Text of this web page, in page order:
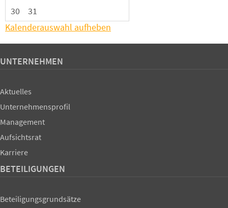
30
31
Kalenderauswahl aufheben
UNTERNEHMEN
Aktuelles
Unternehmensprofil
Management
Aufsichtsrat
Karriere
BETEILIGUNGEN
Beteiligungsgrundsätze